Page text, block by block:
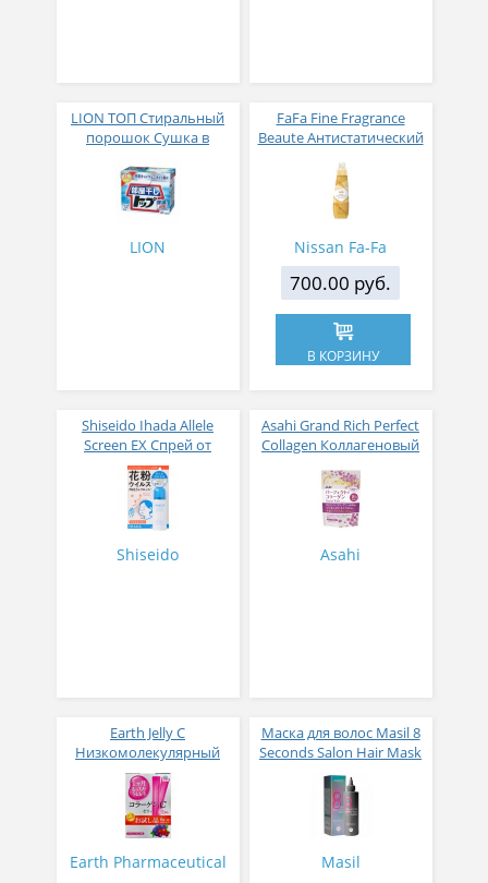
LION ТОП Стиральный
порошок Сушка в
гр
LION
FaFa Fine Fragrance
Beaute Антистатический
с ароматом цветов,
мускуса и сандалового
дерева 600 мл
Nissan Fa-Fa
700.00 руб.
В КОРЗИНУ
Shiseido Ihada Allele
Screen EX Спрей от
вирусов и аллергий 50
гр
Shiseido
Asahi Grand Rich Perfect
Collagen Коллагеновый
плацентой и
изофлавонами сои 228
гр
Asahi
Earth Jelly C
Низкомолекулярный
рыбный коллаген с
витамином С и 5
активных компонентов
с ягодным вкусом 8 гр
Earth Pharmaceutical
Маска для волос Masil 8
Seconds Salon Hair Mask
200 мл
Masil